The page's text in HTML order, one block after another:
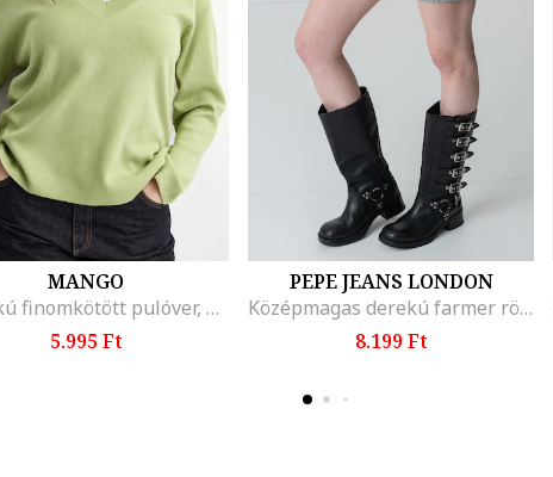
MANGO
V-nyakú finomkötött pulóver, Limezöld
5.995 Ft
PEPE JEANS LONDON
Középmagas derekú farmer rövidnadrág, Melange világosszürke
8.199 Ft